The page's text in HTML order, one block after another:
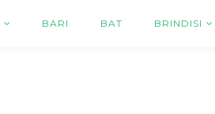
BARI BAT BRINDISI